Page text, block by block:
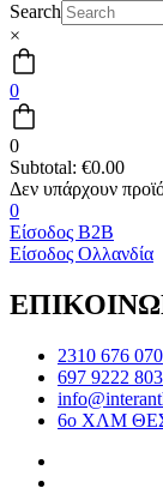
Search
×
0
0
Subtotal: €0.00
0
Είσοδος B2B
Είσοδος Ολλανδία
2310 676 070
697 9222 803
6ο ΧΛΜ